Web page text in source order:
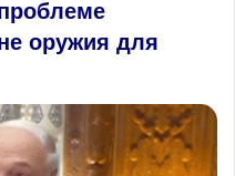
оружия для